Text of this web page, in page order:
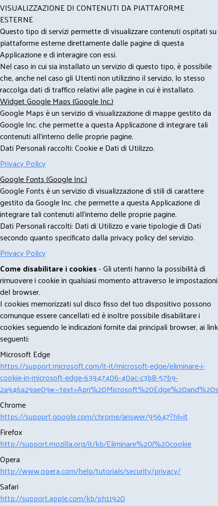
VISUALIZZAZIONE DI CONTENUTI DA PIATTAFORME
ESTERNE
Questo tipo di servizi permette di visualizzare contenuti ospitati su
piattaforme esterne direttamente dalle pagine di questa
Applicazione e di interagire con essi.
Nel caso in cui sia installato un servizio di questo tipo, è possibile
che, anche nel caso gli Utenti non utilizzino il servizio, lo stesso
raccolga dati di traffico relativi alle pagine in cui è installato.
Widget Google Maps (Google Inc.)
Google Maps è un servizio di visualizzazione di mappe gestito da
Google Inc. che permette a questa Applicazione di integrare tali
contenuti all'interno delle proprie pagine.
Dati Personali raccolti: Cookie e Dati di Utilizzo.
Privacy Policy
Google Fonts (Google Inc.)
Google Fonts è un servizio di visualizzazione di stili di carattere
gestito da Google Inc. che permette a questa Applicazione di
integrare tali contenuti all'interno delle proprie pagine.
Dati Personali raccolti: Dati di Utilizzo e varie tipologie di Dati
secondo quanto specificato dalla privacy policy del servizio.
Privacy Policy
Come disabilitare i cookies- Gli utenti hanno la possibilità di
rimuovere i cookie in qualsiasi momento attraverso le impostazioni
del browser.
I cookies memorizzati sul disco fisso del tuo dispositivo possono
comunque essere cancellati ed è inoltre possibile disabilitare i
cookies seguendo le indicazioni fornite dai principali browser, ai link
seguenti:
Microsoft Edge
https://support.microsoft.com/it-it/microsoft-edge/eliminare-i-
cookie-in-microsoft-edge-63947406-40ac-c3b8-57b9-
Chrome
https://support.google.com/chrome/answer/95647?hl=it
Firefox
http://support.mozilla.org/it/kb/Eliminare%20i%20cookie
Opera
http://www.opera.com/help/tutorials/security/privacy/
Safari
http://support.apple.com/kb/ph11920